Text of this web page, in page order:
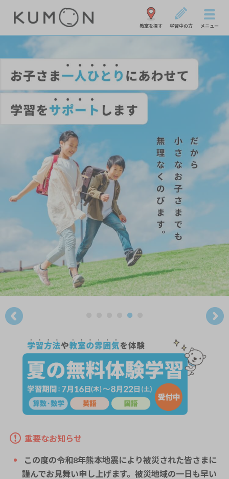
教室を探す 学習中の方 メニュー
重要なお知らせ
この度の令和8年熊本地震により被災された皆さまに
謹んでお見舞い申し上げます。被災地域の一日も早い